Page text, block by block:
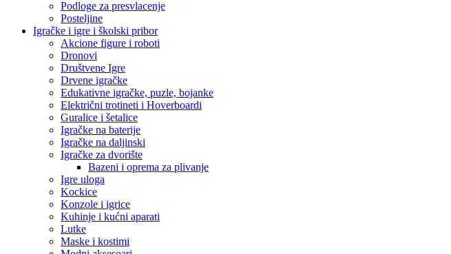
Podloge za presvlacenje
Posteljine
Igračke i igre i školski pribor
Akcione figure i roboti
Dronovi
Društvene Igre
Drvene igračke
Edukativne igračke, puzle, bojanke
Električni trotineti i Hoverboardi
Guralice i šetalice
Igračke na baterije
Igračke na daljinski
‎Igračke za dvorište
Bazeni i oprema za plivanje
Igre uloga
Kockice
Konzole i igrice
Kuhinje i kućni aparati
Lutke
Maske i kostimi